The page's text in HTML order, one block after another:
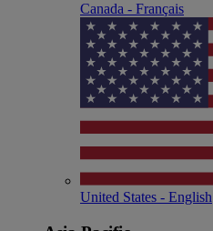
Canada - Français
United States - English